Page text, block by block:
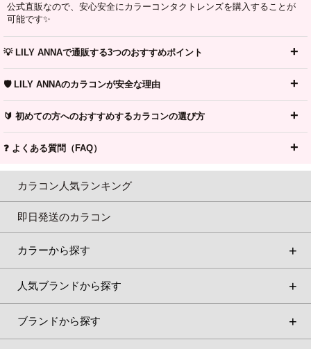
公式直販なので、安心安全にカラーコンタクトレンズを購入することが
可能です✨
💡 LILY ANNAで通販する3つのおすすめポイント
🛡️ LILY ANNAのカラコンが安全な理由
🔰 初めての方へのおすすめするカラコンの選び方
❓ よくある質問（FAQ）
カラコン人気ランキング
即日発送のカラコン
カラーから探す
人気ブランドから探す
ブランドから探す